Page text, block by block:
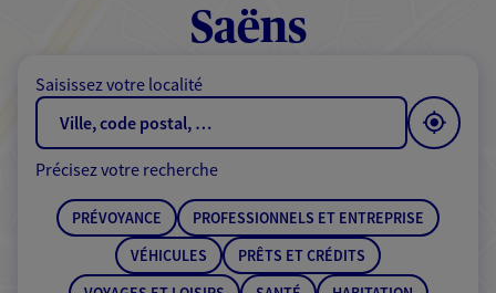
Accéder
au
de
Saëns
Saisissez votre localité
Précisez votre recherche
PRÉVOYANCE
PROFESSIONNELS ET ENTREPRISE
VÉHICULES
PRÊTS ET CRÉDITS